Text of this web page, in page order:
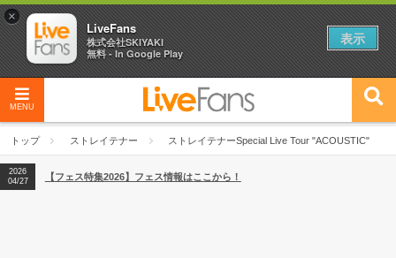
MENU
トップ ストレイテナー ストレイテナーSpecial Live Tour "ACOUSTIC"
2026
04/27
2026
【ライブ動員ランキング】2026年上半期編発表！
2026
04/27
【フェス特集2026】フェス情報はここから！
×
LiveFans
株式会社SKIYAKI
無料 - In Google Play
表示